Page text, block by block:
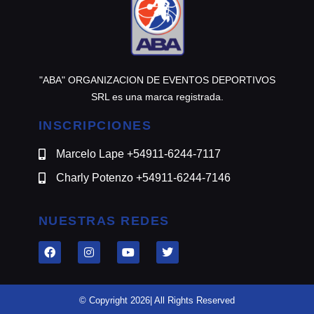
"ABA" ORGANIZACION DE EVENTOS DEPORTIVOS
SRL es una marca registrada.
INSCRIPCIONES
Marcelo Lape +54911-6244-7117
Charly Potenzo +54911-6244-7146
NUESTRAS REDES
© Copyright 2026| All Rights Reserved